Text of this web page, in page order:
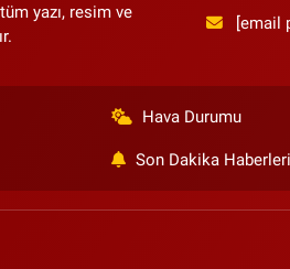
yazı, resim ve
[email
Hava Durumu
Son Dakika Haberleri